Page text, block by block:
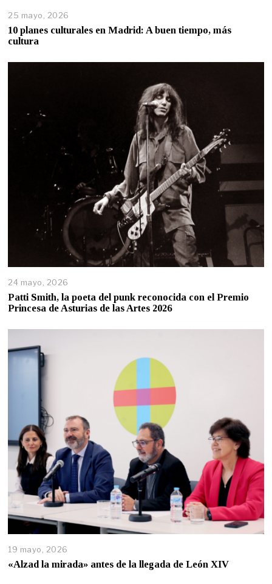
25 mayo, 2026
10 planes culturales en Madrid: A buen tiempo, más
cultura
24 mayo, 2026
Patti Smith, la poeta del punk reconocida con el Premio
Princesa de Asturias de las Artes 2026
19 mayo, 2026
«Alzad la mirada» antes de la llegada de León XIV